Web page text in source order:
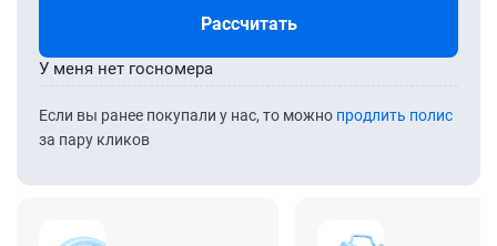
Рассчитать
Если вы ранее покупали у нас, то можно продлить полис
за пару кликов
У меня нет госномера